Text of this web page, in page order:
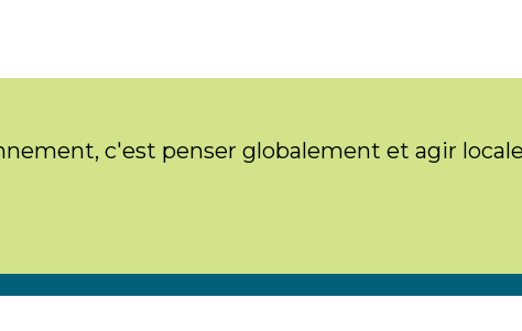
c'est penser globalement et agir